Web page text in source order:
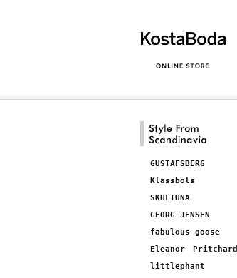
GUSTAFSBERG
Klässbols
SKULTUNA
GEORG JENSEN
fabulous goose
Eleanor Pritchard
littlephant